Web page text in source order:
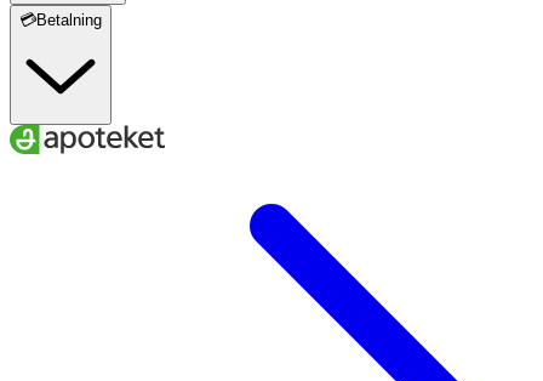
💳Betalning